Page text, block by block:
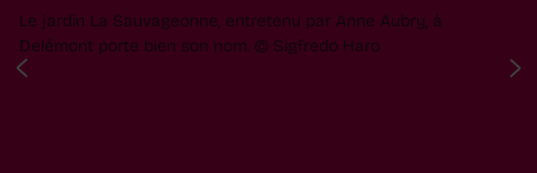
Le jardin La Sauvageonne, entretenu par Anne Aubry, à
Delémont porte bien son nom. © Sigfredo Haro